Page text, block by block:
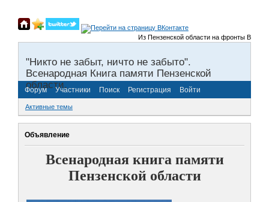
Из Пензенской области на фронты Великой
"Никто не забыт, ничто не забыто".
Всенародная Книга памяти Пензенской
области.
Форум Участники Поиск Регистрация Войти
Активные темы
Объявление
Всенародная книга памяти
Пензенской области